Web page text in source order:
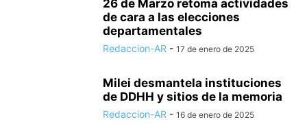
26 de Marzo retoma actividades
de cara a las elecciones
departamentales
Redaccion-AR - 17 de enero de 2025
Milei desmantela instituciones
de DDHH y sitios de la memoria
Redaccion-AR - 16 de enero de 2025